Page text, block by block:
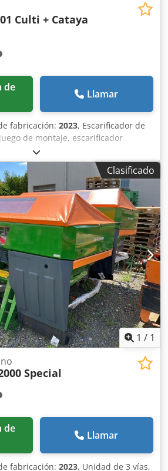
Culti + Cataya
Llamar
fabricación: 2023, Escarificador de
de montaje, escarificador
surcos adicional / electrónico 3000
Sensor de radar / internacional.
de trabajo. Conmutación
/ válvula de control y rodado
Akwjr
Clasificado
1 / 1
Special
Llamar
fabricación: 2023, Unidad de 3 vías,